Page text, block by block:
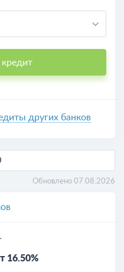
кредит
других банков
Обновлено 07.08.2026
16.50%